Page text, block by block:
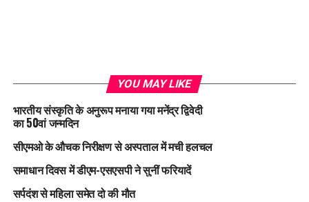
YOU MAY LIKE
भारतीय संस्कृति के अनुरूप मनाया गया मनेंद्र द्विवेदी
का 50वां जन्मदिन
सीएमओ के औचक निरीक्षण से अस्पताल में मची हलचल
समाधान दिवस में डीएम-एसएसपी ने सुनीं फरियादें
सर्पदंश से महिला समेत दो की मौत